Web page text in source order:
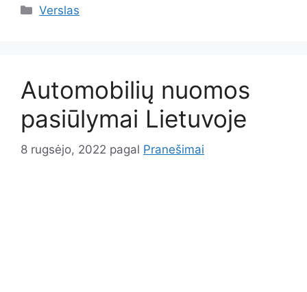
Kategorijos
Verslas
Automobilių nuomos
pasiūlymai Lietuvoje
8 rugsėjo, 2022 pagal Pranešimai